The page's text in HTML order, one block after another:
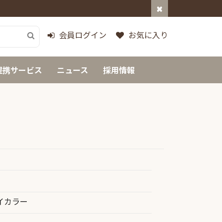
会員ログイン お気に入り
携サービス ニュース 採用情報
カラー